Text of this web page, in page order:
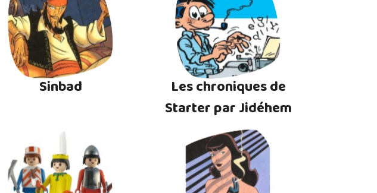
Sinbad
Les chroniques de
Starter par Jidéhem